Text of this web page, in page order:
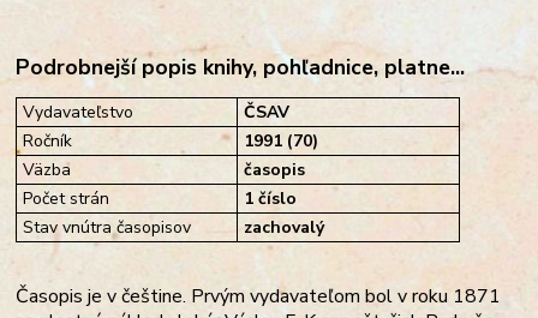
Podrobnejší popis knihy, pohľadnice, platne...
Vydavateľstvo
ČSAV
Ročník
1991 (70)
Väzba
časopis
Počet strán
1 číslo
Stav vnútra časopisov
zachovalý
Časopis je v češtine. Prvým vydavateľom bol v roku 1871